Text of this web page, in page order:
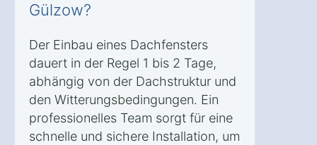
Gülzow?
Der Einbau eines Dachfensters
dauert in der Regel 1 bis 2 Tage,
abhängig von der Dachstruktur und
den Witterungsbedingungen. Ein
professionelles Team sorgt für eine
schnelle und sichere Installation, um